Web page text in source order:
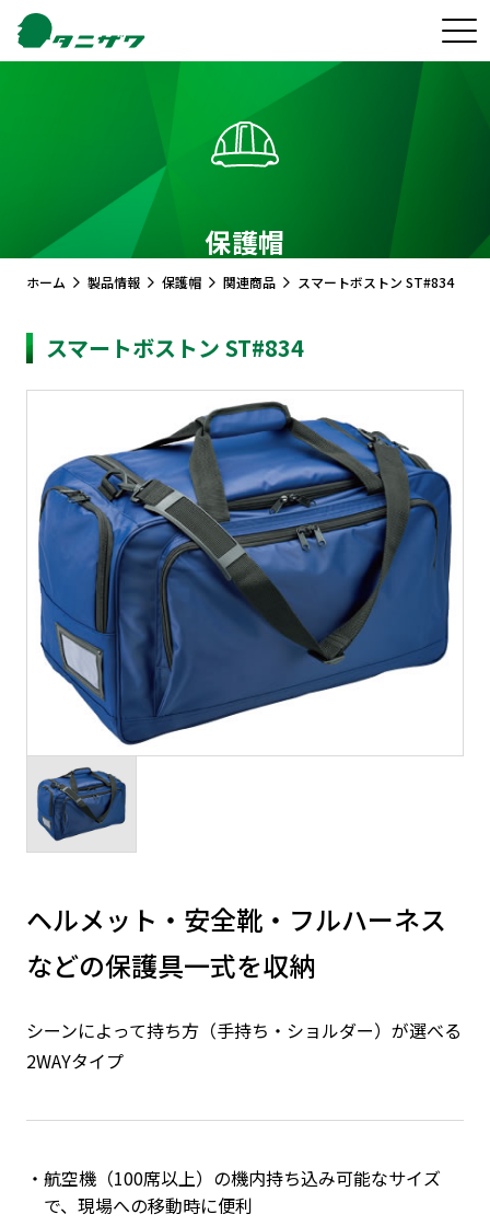
保護帽
ホーム 製品情報 保護帽 関連商品 スマートボストン ST#834
スマートボストン ST#834
ヘルメット・安全靴・フルハーネス
などの保護具一式を収納
シーンによって持ち方（手持ち・ショルダー）が選べる
2WAYタイプ
航空機（100席以上）の機内持ち込み可能なサイズ
で、現場への移動時に便利